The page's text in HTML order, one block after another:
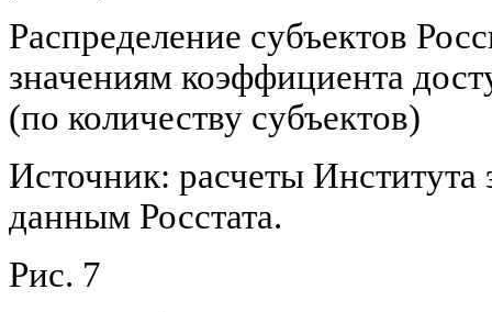
Распределение субъектов
значениям коэффициента
(по количеству субъектов)
Источник: расчеты Института
данным Росстата.
Рис. 7